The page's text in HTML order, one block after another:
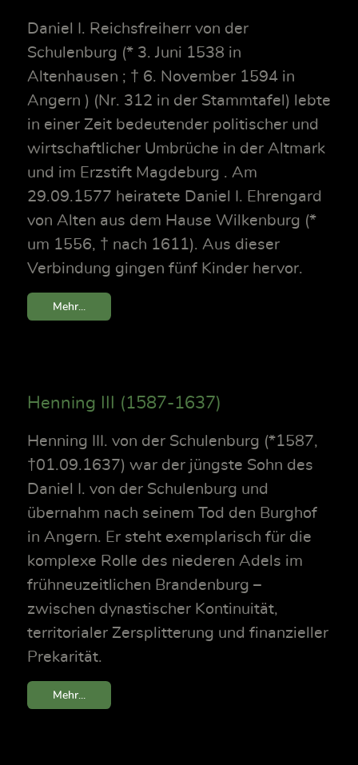
Daniel I. Reichsfreiherr von der
Schulenburg (* 3. Juni 1538 in
Altenhausen ; † 6. November 1594 in
Angern ) (Nr. 312 in der Stammtafel) lebte
in einer Zeit bedeutender politischer und
wirtschaftlicher Umbrüche in der Altmark
und im Erzstift Magdeburg . Am
29.09.1577 heiratete Daniel I. Ehrengard
von Alten aus dem Hause Wilkenburg (*
um 1556, † nach 1611). Aus dieser
Verbindung gingen fünf Kinder hervor.
Mehr...
Henning III (1587-1637)
Henning III. von der Schulenburg (*1587,
†01.09.1637) war der jüngste Sohn des
Daniel I. von der Schulenburg und
übernahm nach seinem Tod den Burghof
in Angern. Er steht exemplarisch für die
komplexe Rolle des niederen Adels im
frühneuzeitlichen Brandenburg –
zwischen dynastischer Kontinuität,
territorialer Zersplitterung und finanzieller
Prekarität.
Mehr...